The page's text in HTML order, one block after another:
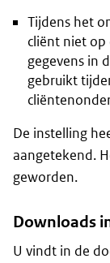
Tijdens het
cliënt niet op
gegevens in
gebruikt
De instelling
aangetekend.
geworden.
Downloads
U vindt in de